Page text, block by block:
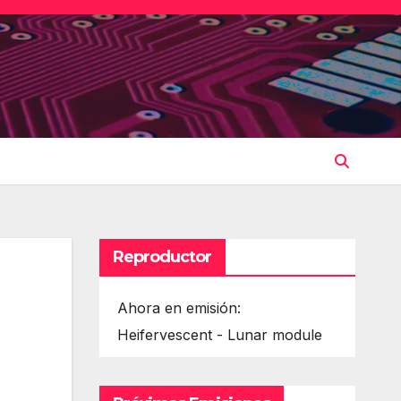
Reproductor
Ahora en emisión:
Heifervescent - Lunar module